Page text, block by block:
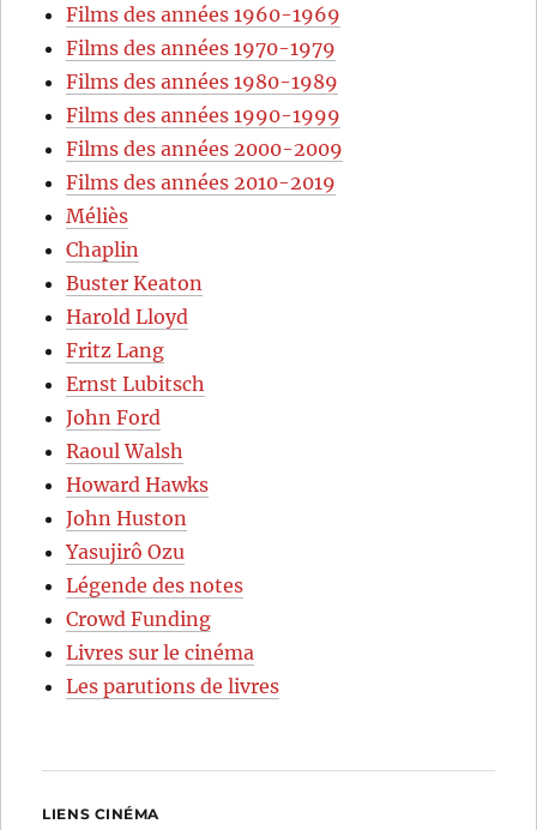
Films des années 1960-1969
Films des années 1970-1979
Films des années 1980-1989
Films des années 1990-1999
Films des années 2000-2009
Films des années 2010-2019
Méliès
Chaplin
Buster Keaton
Harold Lloyd
Fritz Lang
Ernst Lubitsch
John Ford
Raoul Walsh
Howard Hawks
John Huston
Yasujirô Ozu
Légende des notes
Crowd Funding
Livres sur le cinéma
Les parutions de livres
LIENS CINÉMA